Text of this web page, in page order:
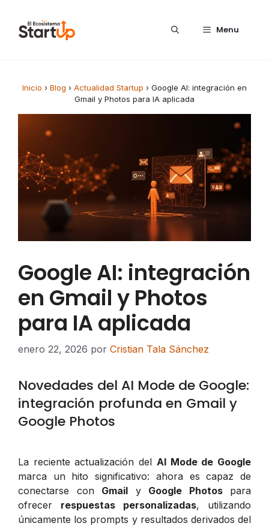
Menu
Inicio › Blog › Actualidad Startup › Google AI: integración en
Gmail y Photos para IA aplicada
Google AI: integración
en Gmail y Photos
para IA aplicada
enero 22, 2026 por Cristian Tala Sánchez
Novedades del AI Mode de Google:
integración profunda en Gmail y
Google Photos
La reciente actualización del AI Mode de Google
marca un hito significativo: ahora es capaz de
conectarse con Gmail y Google Photospara
ofrecer respuestas personalizadas, utilizando
únicamente los prompts y resultados derivados del